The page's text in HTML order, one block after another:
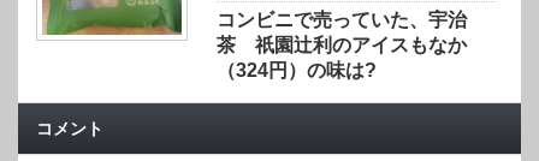
コンビニで売っていた、宇治
茶 祇園辻利のアイスもなか
（324円）の味は?
コメント